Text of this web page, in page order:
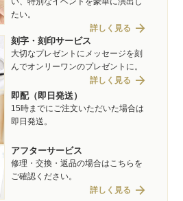
たい。
詳しく見る arrow_forward
刻字・刻印サービス
大切なプレゼントにメッセージを刻
んでオンリーワンのプレゼントに。
詳しく見る arrow_forward
即配（即日発送）
15時までにご注文いただいた場合は
即日発送。
アフターサービス
修理・交換・返品の場合はこちらを
ご確認ください。
詳しく見る arrow_forward